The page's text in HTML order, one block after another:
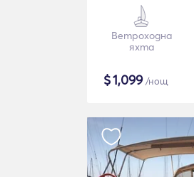
Ветроходна
яхта
$1,099/нощ